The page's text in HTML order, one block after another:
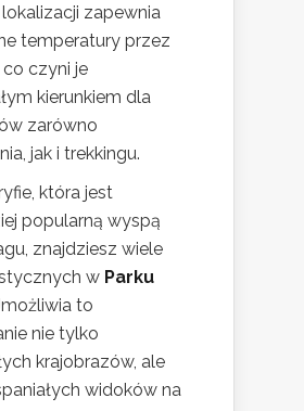
zapewnia
temperatury przez
co czyni je
kierunkiem dla
zarówno
jak i trekkingu.
która jest
popularną wyspą
znajdziesz wiele
w Parku
to
nie tylko
krajobrazów, ale
widoków na